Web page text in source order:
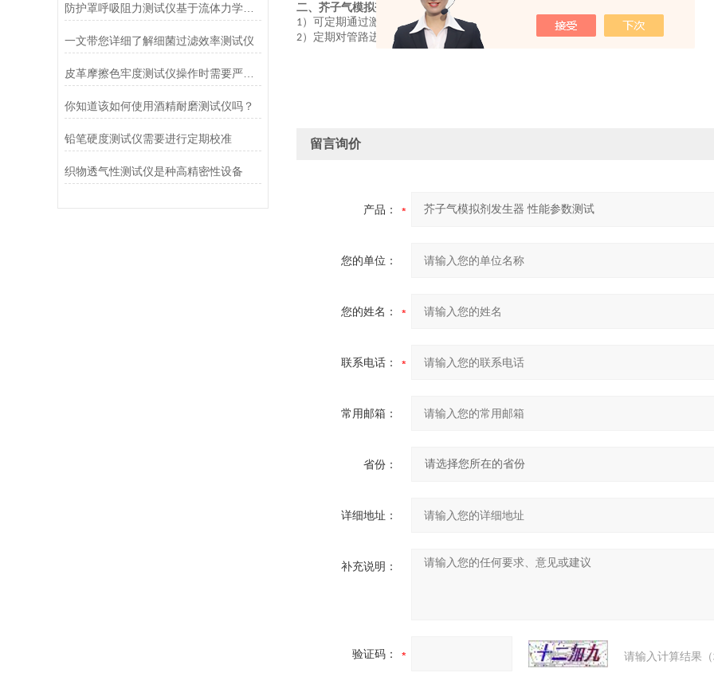
防护罩呼吸阻力测试仪基于流体力学与压力传感技术
一文带您详细了解细菌过滤效率测试仪
皮革摩擦色牢度测试仪操作时需要严格遵循规程
你知道该如何使用酒精耐磨测试仪吗？
铅笔硬度测试仪需要进行定期校准
织物透气性测试仪是种高精密性设备
二、芥子气模拟剂发生器校准
1）可定期通过激光散射光度计进行校准，可调节稀释装置进行调节输出浓度
2）定期对管路进行气密性检测
留言询价
产品：
您的单位：
您的姓名：
联系电话：
常用邮箱：
省份：
详细地址：
补充说明：
验证码： 请输入计算结果